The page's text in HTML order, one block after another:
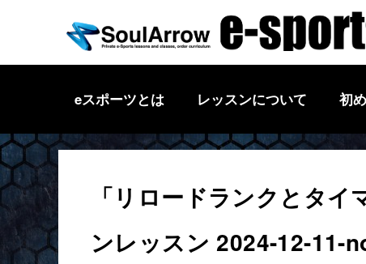
eスポーツとは レッスンについて 初
「リロードランクとタ
ンレッスン 2024-12-11-